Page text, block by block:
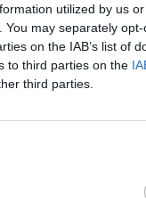
utilized by us
may separately
on the IAB’s list of
to third parties on the
third parties.
οι
επιστροφή
του
ο
το "απόθεμα"